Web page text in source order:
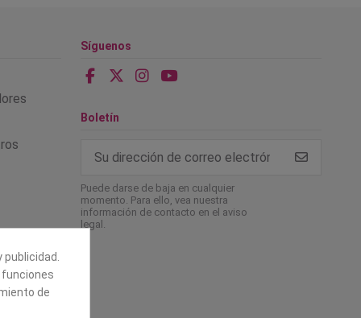
Síguenos
Boletín
Puede darse de baja en cualquier
momento. Para ello, vea nuestra
información de contacto en el aviso
legal.
publicidad.
de